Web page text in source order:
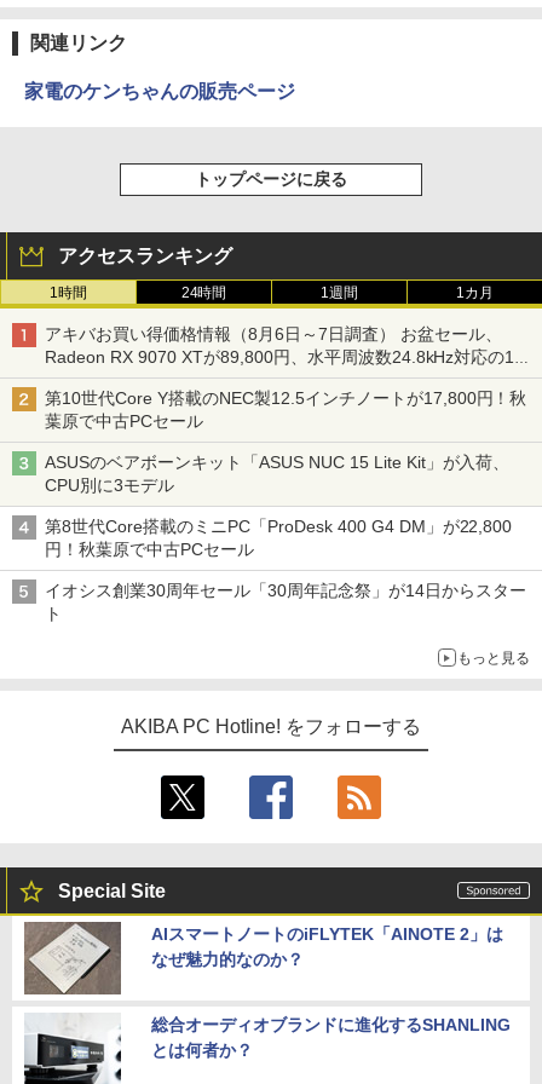
関連リンク
家電のケンちゃんの販売ページ
トップページに戻る
アクセスランキング
1時間 24時間 1週間 1カ月
アキバお買い得価格情報（8月6日～7日調査） お盆セール、
Radeon RX 9070 XTが89,800円、水平周波数24.8kHz対応の17
型モニターが9,801円、暑さ指数連動セール ほか
第10世代Core Y搭載のNEC製12.5インチノートが17,800円！秋
葉原で中古PCセール
ASUSのベアボーンキット「ASUS NUC 15 Lite Kit」が入荷、
CPU別に3モデル
第8世代Core搭載のミニPC「ProDesk 400 G4 DM」が22,800
円！秋葉原で中古PCセール
イオシス創業30周年セール「30周年記念祭」が14日からスター
ト
もっと見る
AKIBA PC Hotline! をフォローする
Special Site
AIスマートノートのiFLYTEK「AINOTE 2」は
なぜ魅力的なのか？
総合オーディオブランドに進化するSHANLING
とは何者か？